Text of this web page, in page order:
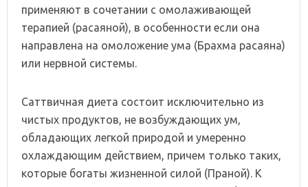
применяют в сочетании с омолаживающей
терапией (расаяной), в особенности если она
направлена на омоложение ума (Брахма расаяна)
или нервной системы.
Саттвичная диета состоит исключительно из
чистых продуктов, не возбуждающих ум,
обладающих легкой природой и умеренно
охлаждающим действием, причем только таких,
которые богаты жизненной силой (Праной). К